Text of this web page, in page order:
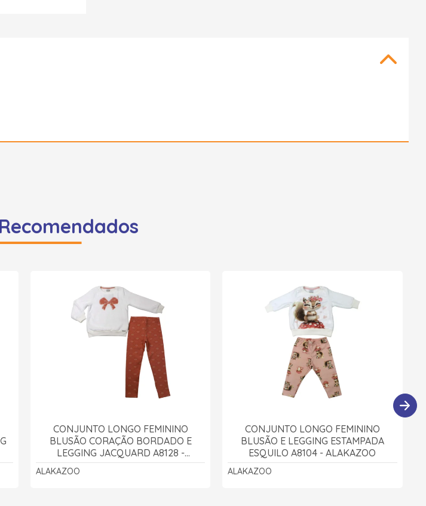
CONJUNTO LONGO FEMININO
BLUSÃO CORAÇÃO BORDADO E
LEGGING JACQUARD A8128 -
ALAKAZOO
ALAKAZOO
CONJUNTO LONGO FEMININO
BLUSÃO E LEGGING ESTAMPADA
ESQUILO A8104 - ALAKAZOO
ALAKAZOO